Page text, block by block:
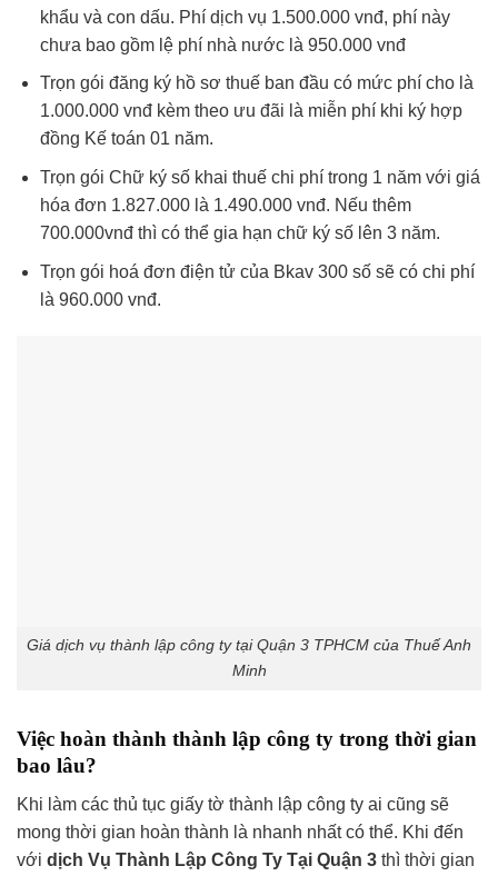
khẩu và con dấu. Phí dịch vụ 1.500.000 vnđ, phí này
chưa bao gồm lệ phí nhà nước là 950.000 vnđ
Trọn gói đăng ký hồ sơ thuế ban đầu có mức phí cho là
1.000.000 vnđ kèm theo ưu đãi là miễn phí khi ký hợp
đồng Kế toán 01 năm.
Trọn gói Chữ ký số khai thuế chi phí trong 1 năm với giá
hóa đơn 1.827.000 là 1.490.000 vnđ. Nếu thêm
700.000vnđ thì có thể gia hạn chữ ký số lên 3 năm.
Trọn gói hoá đơn điện tử của Bkav 300 số sẽ có chi phí
là 960.000 vnđ.
Giá dịch vụ thành lập công ty tại Quận 3 TPHCM của Thuế Anh
Minh
Việc hoàn thành thành lập công ty trong thời gian
bao lâu?
Khi làm các thủ tục giấy tờ thành lập công ty ai cũng sẽ
mong thời gian hoàn thành là nhanh nhất có thể. Khi đến
với dịch Vụ Thành Lập Công Ty Tại Quận 3 thì thời gian